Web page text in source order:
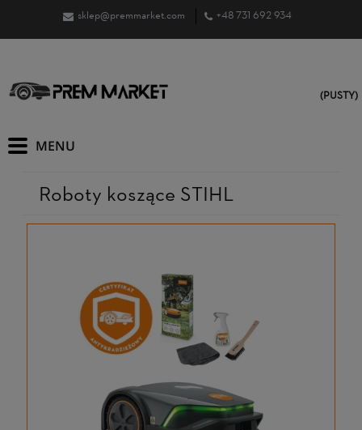
sklep@premmarket.com +48 731 692 934
(PUSTY)
Roboty koszące STIHL